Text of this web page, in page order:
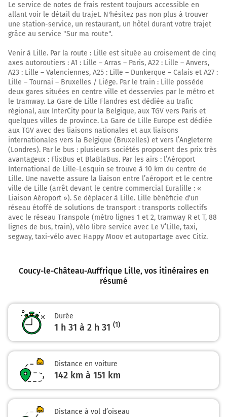
A26
Saint-Quentin
Au rond-point, prendre la 2ème sortie sur D1 et
continuer sur 11 kilomètres
28,3 km
Prendre à droite et rejoindre A26. Continuer sur 800
mètres
A26
CAMBRAI
LILLE
CALAIS
REIMS
AMIENS
Prendre un ticket (Péage Saint Quentin Sud)
38,9 km
Prendre à droite et rejoindre A26. Continuer sur 68
Cambrai
Lille
A1
Le service de notes de frais restent toujours accessible en
allant voir le détail du trajet. N'hésitez pas non plus à trouver
une station-service, un restaurant, un hôtel durant votre trajet
grâce au service "Sur ma route".
Venir à Lille. Par la route : Lille est située au croisement de cinq
axes autoroutiers : A1 : Lille – Arras – Paris, A22 : Lille – Anvers,
A23 : Lille – Valenciennes, A25 : Lille – Dunkerque – Calais et A27 :
Lille – Tournai – Bruxelles / Liège. Par le train : Lille possède
deux gares situées en centre ville et desservies par le métro et
le tramway. La Gare de Lille Flandres est dédiée au trafic
régional, aux InterCity pour la Belgique, aux TGV vers Paris et
quelques villes de province. La Gare de Lille Europe est dédiée
aux TGV avec des liaisons nationales et aux liaisons
internationales vers la Belgique (Bruxelles) et vers l’Angleterre
(Londres). Par le bus : plusieurs sociétés proposent des prix très
avantageux : FlixBus et BlaBlaBus. Par les airs : l’Aéroport
International de Lille-Lesquin se trouve à 10 km du centre de
Lille. Une navette assure la liaison entre l’aéroport et le centre
ville de Lille (arrêt devant le centre commercial Euralille : «
Liaison Aéroport »). Se déplacer à Lille. Lille bénéficie d'un
réseau étoffé de solutions de transport : transports collectifs
avec le réseau Transpole (métro lignes 1 et 2, tramway R et T, 88
lignes de bus, train), vélo libre service avec Le V’Lille, taxi,
segway, taxi-vélo avec Happy Moov et autopartage avec Citiz.
Coucy-le-Château-Auffrique Lille, vos itinéraires en
résumé
Durée
1 h 31 à 2 h 31 (1)
Distance en voiture
142 km à 151 km
Distance à vol d’oiseau